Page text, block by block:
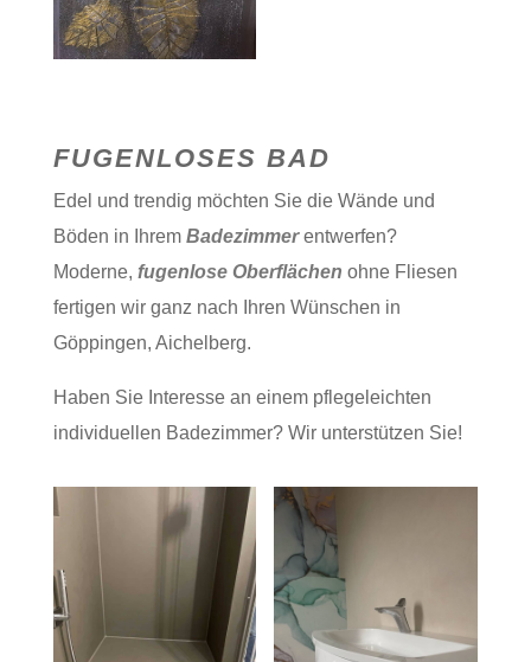
FUGENLOSES BAD
Edel und trendig möchten Sie die Wände und
Böden in Ihrem Badezimmerentwerfen?
Moderne, fugenlose Oberflächen ohne Fliesen
fertigen wir ganz nach Ihren Wünschen in
Göppingen, Aichelberg.
Haben Sie Interesse an einem pflegeleichten
individuellen Badezimmer? Wir unterstützen Sie!